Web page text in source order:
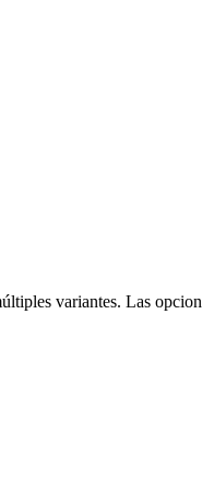
variantes. Las